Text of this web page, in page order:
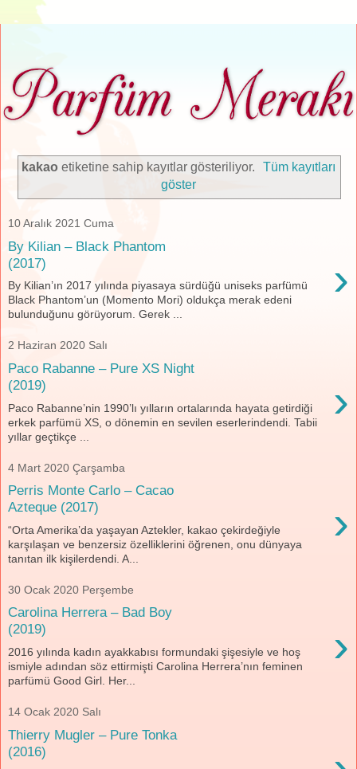
kakao etiketine sahip kayıtlar gösteriliyor.
Tüm kayıtları
göster
10 Aralık 2021 Cuma
By Kilian – Black Phantom
(2017)
›
By Kilian’ın 2017 yılında piyasaya sürdüğü uniseks parfümü
Black Phantom’un (Momento Mori) oldukça merak edeni
bulunduğunu görüyorum. Gerek ...
2 Haziran 2020 Salı
Paco Rabanne – Pure XS Night
(2019)
›
Paco Rabanne’nin 1990’lı yılların ortalarında hayata getirdiği
erkek parfümü XS, o dönemin en sevilen eserlerindendi. Tabii
yıllar geçtikçe ...
4 Mart 2020 Çarşamba
Perris Monte Carlo – Cacao
Azteque (2017)
›
“Orta Amerika’da yaşayan Aztekler, kakao çekirdeğiyle
karşılaşan ve benzersiz özelliklerini öğrenen, onu dünyaya
tanıtan ilk kişilerdendi. A...
30 Ocak 2020 Perşembe
Carolina Herrera – Bad Boy
(2019)
›
2016 yılında kadın ayakkabısı formundaki şişesiyle ve hoş
ismiyle adından söz ettirmişti Carolina Herrera’nın feminen
parfümü Good Girl. Her...
14 Ocak 2020 Salı
Thierry Mugler – Pure Tonka
(2016)